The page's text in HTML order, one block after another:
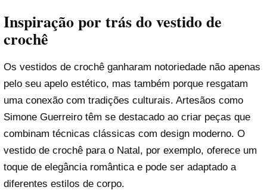
Inspiração por trás do vestido de
crochê
Os vestidos de crochê ganharam notoriedade não apenas
pelo seu apelo estético, mas também porque resgatam
uma conexão com tradições culturais. Artesãos como
Simone Guerreiro têm se destacado ao criar peças que
combinam técnicas clássicas com design moderno. O
vestido de crochê para o Natal, por exemplo, oferece um
toque de elegância romântica e pode ser adaptado a
diferentes estilos de corpo.